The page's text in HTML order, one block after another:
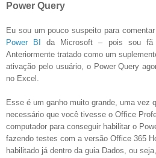
Power Query
Eu sou um pouco suspeito para
Power BI
da Microsoft – pois sou fã
Anteriormente tratado como um
ativação pelo usuário, o Power Query
no Excel.
Esse é um ganho muito grande, uma vez
necessário que você tivesse o Office
computador para conseguir habilitar o
fazendo testes com a versão Office 365
habilitado já dentro da guia Dados, ou